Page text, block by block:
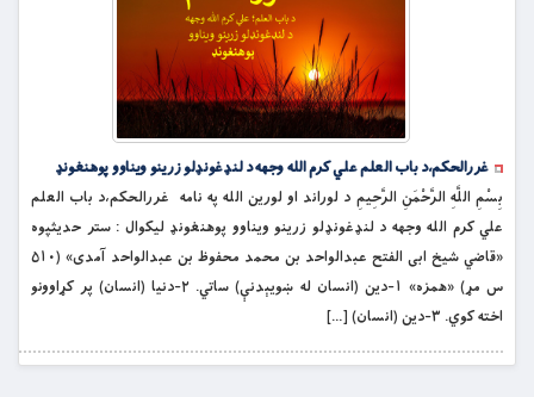
غررالحکم،د باب العلم علي کرم الله وجهه د لنډغونډلو زرینو ویناوو پوهنغونډ
بِسْمِ اللَّهِ الرَّحْمَنِ الرَّحِيمِ د لوراند او لورین الله په نامه غررالحکم،د باب العلم
علي کرم الله وجهه د لنډغونډلو زرینو ویناوو پوهنغونډ لیکوال : ستر حدیثپوه
«قاضي شیخ ابی الفتح عبدالواحد بن محمد محفوظ بن عبدالواحد آمدی» (۵۱۰
س مړ) «همزه» ۱-دین (انسان له ښویېدنې) ساتي. ۲-دنیا (انسان) پر کړاوونو
اخته کوي. ۳-دین (انسان) […]